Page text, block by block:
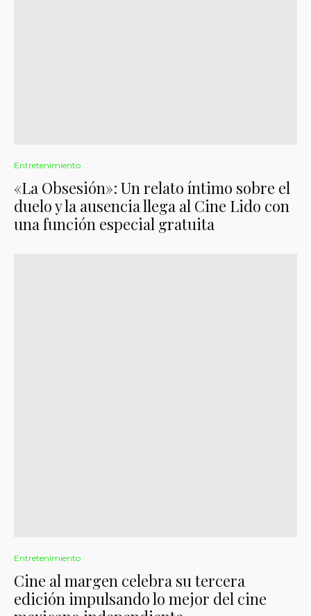
Entretenimiento
«La Obsesión»: Un relato íntimo sobre el
duelo y la ausencia llega al Cine Lido con
una función especial gratuita
Entretenimiento
Cine al margen celebra su tercera
edición impulsando lo mejor del cine